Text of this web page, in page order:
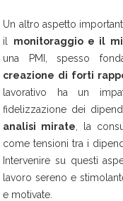
Un altro aspetto
il monitoraggio e il
una PMI, spesso
creazione di forti
lavorativo ha un
fidelizzazione dei
analisi mirate , la
come tensioni tra i
Intervenire su questi
lavoro sereno e
e motivate.